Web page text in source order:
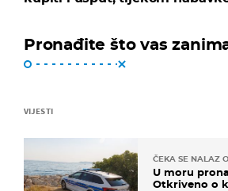
Pronađite što vas
VIJESTI
ČEKA SE NALAZ
U moru
Otkriveno o